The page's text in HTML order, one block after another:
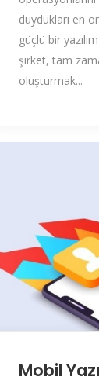
duydukları en
güçlü bir
şirket, tam
oluşturmak...
Mobil